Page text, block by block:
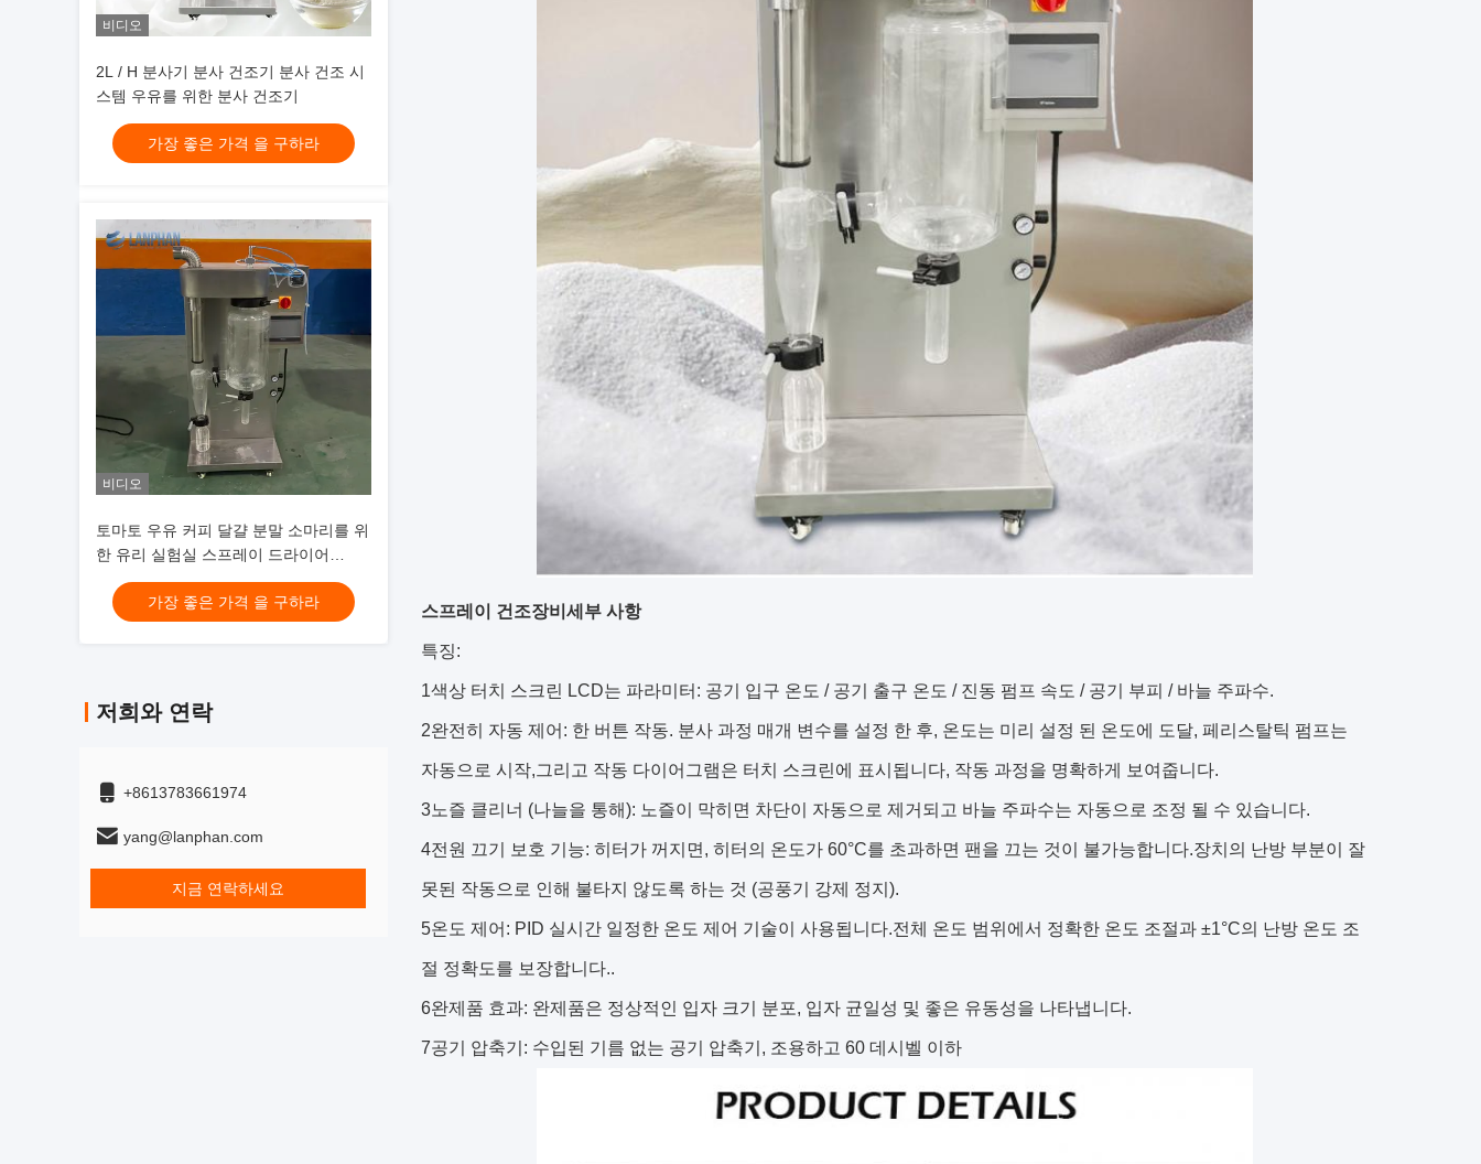
비디오
2L / H 분사기 분사 건조기 분사 건조 시
스템 우유를 위한 분사 건조기
가장 좋은 가격 을 구하라
비디오
토마토 우유 커피 달걀 분말 소마리를 위
한 유리 실험실 스프레이 드라이어
1500ml/H ~ 2000ml/H
가장 좋은 가격 을 구하라
저희와 연락
+8613783661974
yang@lanphan.com
지금 연락하세요
스프레이 건조장비 세부 사항
특징:
1색상 터치 스크린 LCD는 파라미터: 공기 입구 온도 / 공기 출구 온도 / 진동 펌프 속도 / 공기 부피 / 바늘 주파수.
2완전히 자동 제어: 한 버튼 작동. 분사 과정 매개 변수를 설정 한 후, 온도는 미리 설정 된 온도에 도달, 페리스탈틱 펌프는
자동으로 시작,그리고 작동 다이어그램은 터치 스크린에 표시됩니다, 작동 과정을 명확하게 보여줍니다.
3노즐 클리너 (나늘을 통해): 노즐이 막히면 차단이 자동으로 제거되고 바늘 주파수는 자동으로 조정 될 수 있습니다.
4전원 끄기 보호 기능: 히터가 꺼지면, 히터의 온도가 60°C를 초과하면 팬을 끄는 것이 불가능합니다.장치의 난방 부분이 잘
못된 작동으로 인해 불타지 않도록 하는 것 (공풍기 강제 정지).
5온도 제어: PID 실시간 일정한 온도 제어 기술이 사용됩니다.전체 온도 범위에서 정확한 온도 조절과 ±1°C의 난방 온도 조
절 정확도를 보장합니다..
6완제품 효과: 완제품은 정상적인 입자 크기 분포, 입자 균일성 및 좋은 유동성을 나타냅니다.
7공기 압축기: 수입된 기름 없는 공기 압축기, 조용하고 60 데시벨 이하